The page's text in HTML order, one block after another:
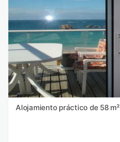
Alojamiento práctico de 58 m²